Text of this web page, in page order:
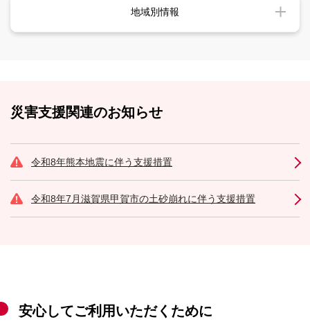
地域別情報
災害支援関連のお知らせ
令和8年熊本地震に伴う支援措置
令和8年7月滋賀県甲賀市の土砂崩れに伴う支援措置
安心してご利用いただくために